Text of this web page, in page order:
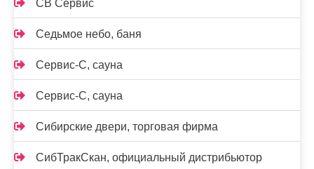
СВ Сервис
Седьмое небо, баня
Сервис-С, сауна
Сервис-С, сауна
Сибирские двери, торговая фирма
СибТракСкан, официальный дистрибьютор